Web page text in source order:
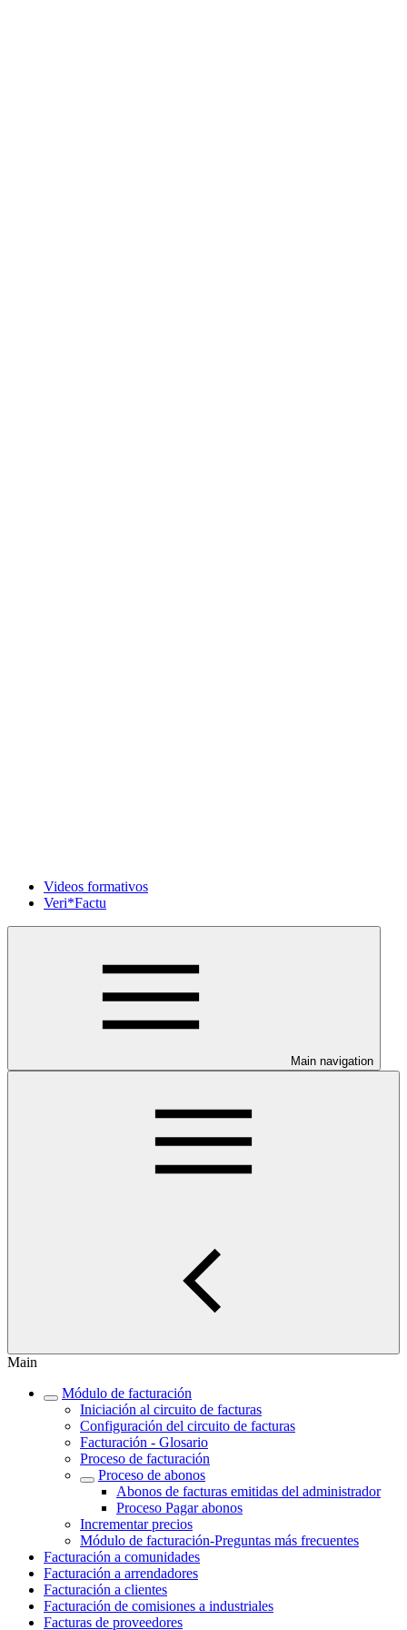
Videos formativos
Veri*Factu
Main navigation
Main
Módulo de facturación
Iniciación al circuito de facturas
Configuración del circuito de facturas
Facturación - Glosario
Proceso de facturación
Proceso de abonos
Abonos de facturas emitidas del administrador
Proceso Pagar abonos
Incrementar precios
Módulo de facturación‎-Preguntas más frecuentes‎
Facturación a comunidades
Facturación a arrendadores
Facturación a clientes
Facturación de comisiones a industriales
Facturas de proveedores